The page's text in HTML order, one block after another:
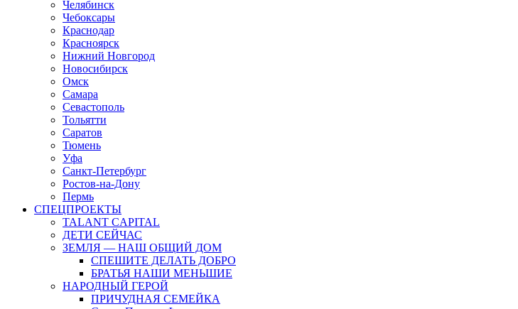
Челябинск
Чебоксары
Краснодар
Красноярск
Нижний Новгород
Новосибирск
Омск
Самара
Севастополь
Тольятти
Саратов
Тюмень
Уфа
Санкт-Петербург
Ростов-на-Дону
Пермь
СПЕЦПРОЕКТЫ
TALANT CAPITAL
ДЕТИ СЕЙЧАС
ЗЕМЛЯ — НАШ ОБЩИЙ ДОМ
СПЕШИТЕ ДЕЛАТЬ ДОБРО
БРАТЬЯ НАШИ МЕНЬШИЕ
НАРОДНЫЙ ГЕРОЙ
ПРИЧУДНАЯ СЕМЕЙКА